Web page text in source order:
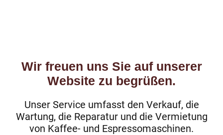
Wir freuen uns Sie auf unserer
Website zu begrüßen.
Unser Service umfasst den Verkauf, die
Wartung, die Reparatur und die Vermietung
von Kaffee- und Espressomaschinen.